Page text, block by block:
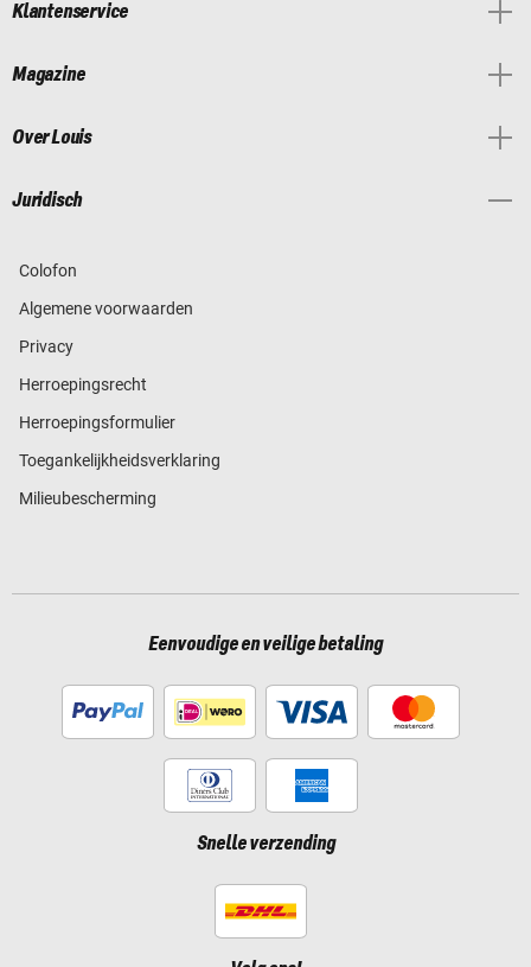
Klantenservice
Magazine
Over Louis
Juridisch
Colofon
Algemene voorwaarden
Privacy
Herroepingsrecht
Herroepingsformulier
Toegankelijkheidsverklaring
Milieubescherming
Eenvoudige en veilige betaling
Snelle verzending